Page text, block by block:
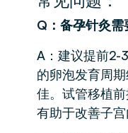
Q：备孕针灸需
A：建议提前2-
的卵泡发育周
佳。试管移植前
有助于改善子宫